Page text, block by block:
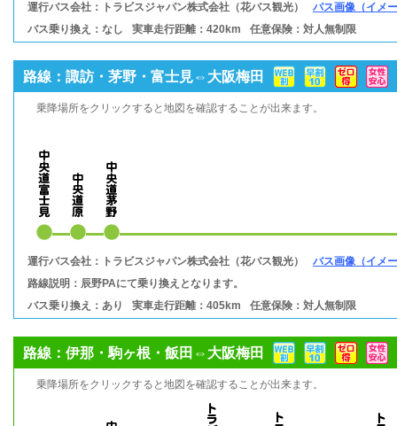
運行バス会社：トラビスジャパン株式会社（花バス観光）
バス画像（イメ
バス乗り換え：なし
実車走行距離：420km 任意保険：対人無制限
路線：諏訪・茅野・富士見⇔大阪梅田
乗降場所をクリックすると地図を確認することが出来ます。
運行バス会社：トラビスジャパン株式会社（花バス観光）
バス画像（イメ
路線説明：辰野PAにて乗り換えとなります。
バス乗り換え：あり
実車走行距離：405km 任意保険：対人無制限
路線：伊那・駒ヶ根・飯田⇔大阪梅田
乗降場所をクリックすると地図を確認することが出来ます。